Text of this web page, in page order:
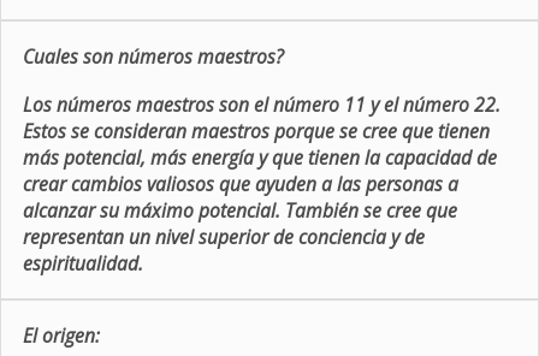
Cuales son números maestros?
Los números maestros son el número 11 y el número 22.
Estos se consideran maestros porque se cree que tienen
más potencial, más energía y que tienen la capacidad de
crear cambios valiosos que ayuden a las personas a
alcanzar su máximo potencial. También se cree que
representan un nivel superior de conciencia y de
espiritualidad.
El origen: